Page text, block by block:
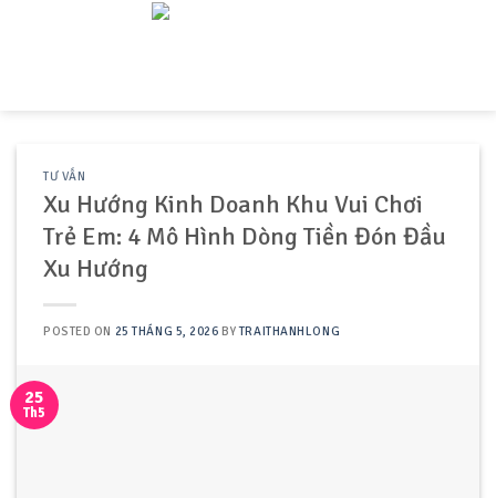
TƯ VẤN
Xu Hướng Kinh Doanh Khu Vui Chơi
Trẻ Em: 4 Mô Hình Dòng Tiền Đón Đầu
Xu Hướng
POSTED ON 25 THÁNG 5, 2026 BYTRAITHANHLONG
25
Th5